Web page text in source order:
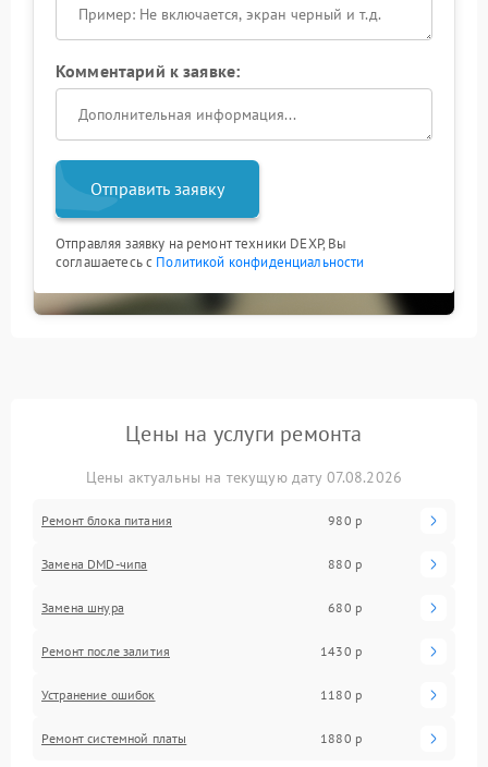
Комментарий к заявке:
Отправить заявку
Отправляя заявку на ремонт техники DEXP, Вы
соглашаетесь с Политикой конфиденциальности
Цены на услуги ремонта
Цены актуальны на текущую дату 07.08.2026
Ремонт блока питания 980 р
Замена DMD-чипа 880 р
Замена шнура 680 р
Ремонт после залития 1430 р
Устранение ошибок 1180 р
Ремонт системной платы 1880 р